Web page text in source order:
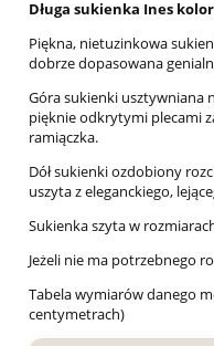
Długa sukienka Ines
Piękna, nietuzinkowa
dobrze dopasowana
Góra sukienki usztywniana
pięknie odkrytymi plecami
ramiączka.
Dół sukienki ozdobiony
uszyta z eleganckiego,
Sukienka szyta w
Jeżeli nie ma potrzebnego
Tabela wymiarów danego
centymetrach)